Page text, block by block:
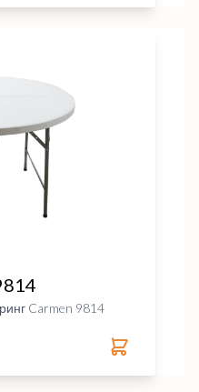
Carmen 9814